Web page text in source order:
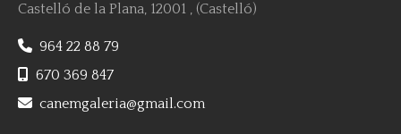
Castelló de la Plana, 12001 , (Castelló)
964 22 88 79
670 369 847
canemgaleria
gmail.com